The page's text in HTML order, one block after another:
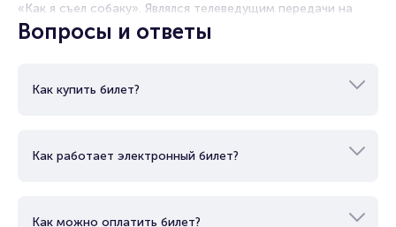
«Как я съел собаку». Являлся телеведущим передачи на
СТС «Настроение с Евгением Гришковцом». Написал книги
«Рубашка», «Реки», «Зима» и т.д. Был участником
одной из книг. Свой первый альбом записал в 2002-м году
Вопросы и ответы
Как купить билет?
Как работает электронный билет?
Как можно оплатить билет?